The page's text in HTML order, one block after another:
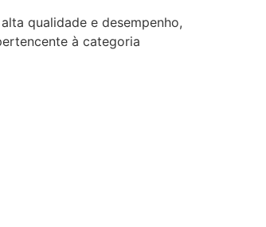
alta qualidade e desempenho,
à categoria